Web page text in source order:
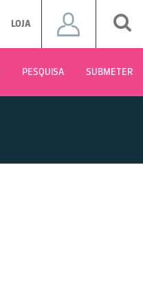
LOJA
PESQUISA SUBMETER